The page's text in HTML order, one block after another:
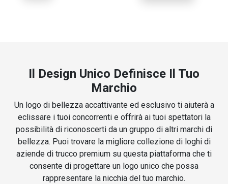
Il Design Unico Definisce Il Tuo
Marchio
Un logo di bellezza accattivante ed esclusivo ti aiuterà a
eclissare i tuoi concorrenti e offrirà ai tuoi spettatori la
possibilità di riconoscerti da un gruppo di altri marchi di
bellezza. Puoi trovare la migliore collezione di loghi di
aziende di trucco premium su questa piattaforma che ti
consente di progettare un logo unico che possa
rappresentare la nicchia del tuo marchio.